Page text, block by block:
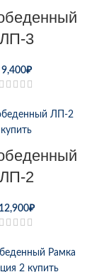
ЛП-3
9,400₽
ЛП-2
12,900₽